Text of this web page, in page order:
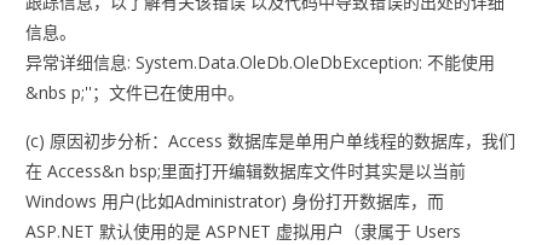
信息。
异常详细信息: System.Data.OleDb.OleDbException: 不能使用
&nbs p;''；文件已在使用中。
(c) 原因初步分析：Access 数据库是单用户单线程的数据库，我们
在 Access&n bsp;里面打开编辑数据库文件时其实是以当前
Windows 用户(比如Administrator) 身份打开数据库，而
ASP.NET 默认使用的是 ASPNET 虚拟用户（隶属于 Users